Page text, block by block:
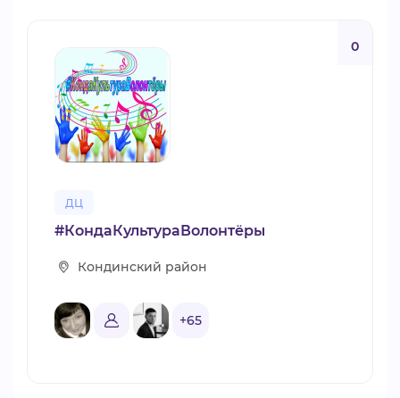
ДЦ
0
#КондаКультураВолонтёры
Кондинский район
+65